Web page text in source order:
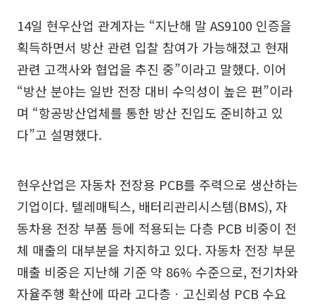
14일 현우산업 관계자는 “지난해 말 AS9100 인증을
획득하면서 방산 관련 입찰 참여가 가능해졌고 현재
관련 고객사와 협업을 추진 중”이라고 말했다. 이어
“방산 분야는 일반 전장 대비 수익성이 높은 편”이라
며 “항공방산업체를 통한 방산 진입도 준비하고 있
다”고 설명했다.
현우산업은 자동차 전장용 PCB를 주력으로 생산하는
기업이다. 텔레매틱스, 배터리관리시스템(BMS), 자
동차용 전장 부품 등에 적용되는 다층 PCB 비중이 전
체 매출의 대부분을 차지하고 있다. 자동차 전장 부문
매출 비중은 지난해 기준 약 86% 수준으로, 전기차와
자율주행 확산에 따라 고다층ㆍ고신뢰성 PCB 수요